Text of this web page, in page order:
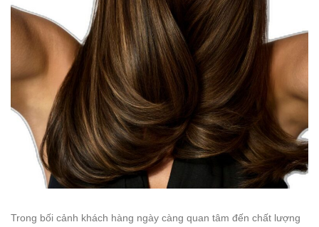
Trong bối cảnh khách hàng ngày càng quan tâm đến chất lượng